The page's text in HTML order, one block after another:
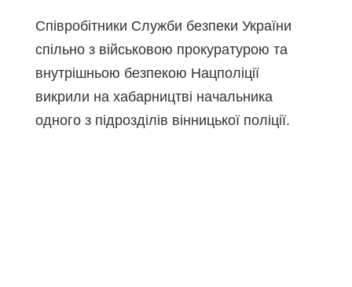
Співробітники Служби безпеки України
спільно з військовою прокуратурою та
внутрішньою безпекою Нацполіції
викрили на хабарництві начальника
одного з підрозділів вінницької поліції.